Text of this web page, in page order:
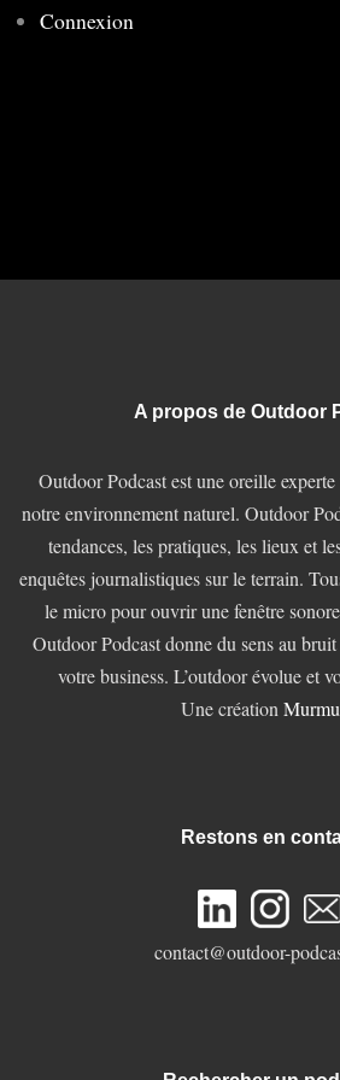
Connexion
A propos de Outdoor
Outdoor Podcast est une oreille experte
notre environnement naturel. Outdoor
tendances, les pratiques, les lieux et
enquêtes journalistiques sur le terrain.
le micro pour ouvrir une fenêtre
Outdoor Podcast donne du sens au
votre business. L’outdoor évolue et
Une création
Restons en
contact@outdoor-